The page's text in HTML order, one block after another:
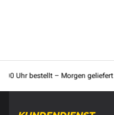
Uhr bestellt – Morgen geliefert